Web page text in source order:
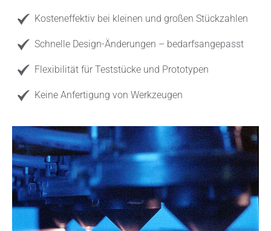
Kosteneffektiv bei kleinen und großen Stückzahlen
Schnelle Design-Änderungen – bedarfsangepasst
Flexibilität für Teststücke und Prototypen
Keine Anfertigung von Werkzeugen